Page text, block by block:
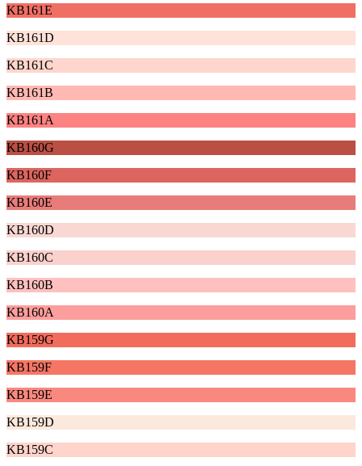
KB161E
KB161D
KB161C
KB161B
KB161A
KB160G
KB160F
KB160E
KB160D
KB160C
KB160B
KB160A
KB159G
KB159F
KB159E
KB159D
KB159C